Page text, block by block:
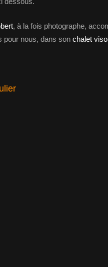
, à la fois photographe,
pour nous, dans son chalet viso